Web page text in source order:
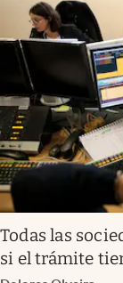
Todas las
si el trámite